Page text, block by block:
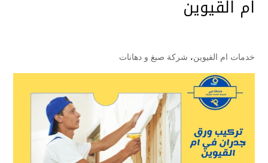
ام القيوين
خدمات ام الفيوين، شركة صبغ و دهانات